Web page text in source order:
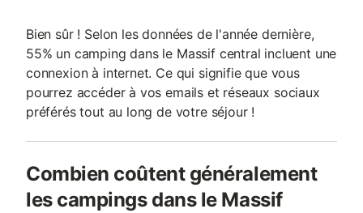
Bien sûr ! Selon les données de l'année dernière,
55% un camping dans le Massif central incluent une
connexion à internet. Ce qui signifie que vous
pourrez accéder à vos emails et réseaux sociaux
préférés tout au long de votre séjour !
Combien coûtent généralement
les campings dans le Massif